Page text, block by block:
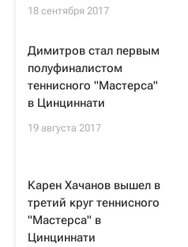
18 сентября 2017
Димитров стал первым
полуфиналистом
теннисного "Мастерса"
в Цинциннати
19 августа 2017
Карен Хачанов вышел в
третий круг теннисного
"Мастерса" в
Цинциннати